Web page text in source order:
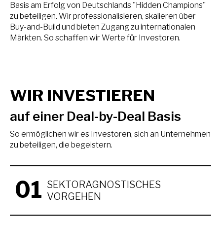
Basis am Erfolg von Deutschlands "Hidden Champions"
zu beteiligen. Wir professionalisieren, skalieren über
Buy-and-Build und bieten Zugang zu internationalen
Märkten. So schaffen wir Werte für Investoren.
WIR INVESTIEREN
auf einer Deal-by-Deal Basis
So ermöglichen wir es Investoren, sich an Unternehmen
zu beteiligen, die begeistern.
01 SEKTORAGNOSTISCHES
VORGEHEN